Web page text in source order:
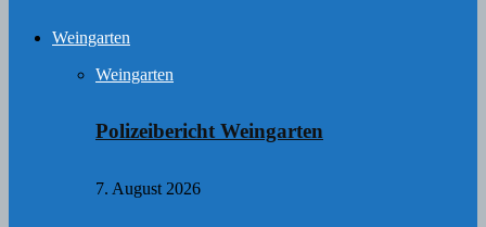
Weingarten
Weingarten
Polizeibericht Weingarten
7. August 2026